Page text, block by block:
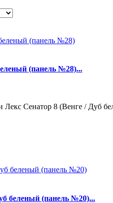
(панель №28)...
Лекс Сенатор 8 (Венге / Дуб
беленый (панель №20)...